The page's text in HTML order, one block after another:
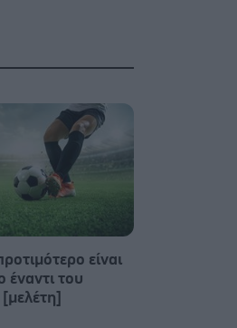
είναι
έναντι του
[μελέτη]